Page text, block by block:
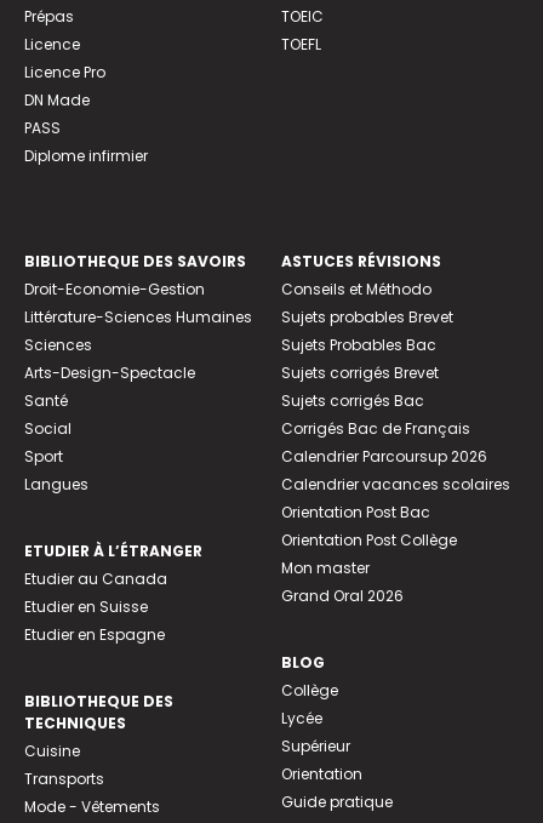
Prépas
Licence
Licence Pro
DN Made
PASS
Diplome infirmier
TOEIC
TOEFL
BIBLIOTHEQUE DES SAVOIRS
Droit-Economie-Gestion
Littérature-Sciences Humaines
Sciences
Arts-Design-Spectacle
Santé
Social
Sport
Langues
ETUDIER À L’ÉTRANGER
Etudier au Canada
Etudier en Suisse
Etudier en Espagne
BIBLIOTHEQUE DES
TECHNIQUES
Cuisine
Transports
Mode - Vêtements
ASTUCES RÉVISIONS
Conseils et Méthodo
Sujets probables Brevet
Sujets Probables Bac
Sujets corrigés Brevet
Sujets corrigés Bac
Corrigés Bac de Français
Calendrier Parcoursup 2026
Calendrier vacances scolaires
Orientation Post Bac
Orientation Post Collège
Mon master
Grand Oral 2026
BLOG
Collège
Lycée
Supérieur
Orientation
Guide pratique